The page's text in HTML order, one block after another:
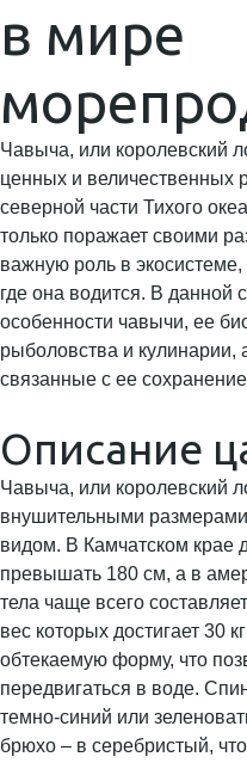
в мире
Чавыча, или королевский
ценных и величественных
северной части Тихого
только поражает своими
важную роль в
где она водится. В данной
особенности чавычи, ее
рыболовства и кулинарии,
связанные с ее
Описание
Чавыча, или королевский
внушительными
видом. В Камчатском крае
превышать 180 см, а в
тела чаще всего
вес которых достигает 30
обтекаемую форму, что
передвигаться в воде.
темно-синий или
брюхо – в серебристый,